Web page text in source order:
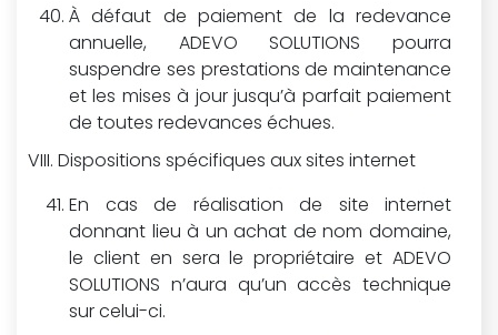
À défaut de paiement de la redevance
annuelle, ADEVO SOLUTIONS pourra
suspendre ses prestations de maintenance
et les mises à jour jusqu’à parfait paiement
de toutes redevances échues.
Dispositions spécifiques aux sites internet
En cas de réalisation de site internet
donnant lieu à un achat de nom domaine,
le client en sera le propriétaire et ADEVO
SOLUTIONS n’aura qu’un accès technique
sur celui-ci.